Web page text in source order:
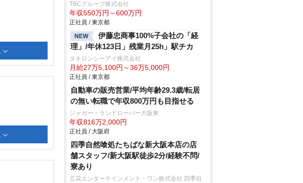
TBCグループ株式会社
年収550万円～600万円
正社員 / 東京都
NEW
伊藤忠商事100%子会社の「経
理」/年休123日」残業月25h」駅チカ
タキロンシーアイ株式会社
月給27万5,100円～36万5,000円
正社員 / 東京都
自動車の販売営業/平均年齢29.3歳/転居
の無い転職で年収800万円も目指せる
ジャガー・ランドローバー大阪東
年収816万2,000円
正社員 / 大阪府
四季自然喰処たちばな新大阪本店の店
舗スタッフ/新大阪駅徒歩2分/経験不問/
寮あり
立花エンターテインメント・ワン株式会社 四季自